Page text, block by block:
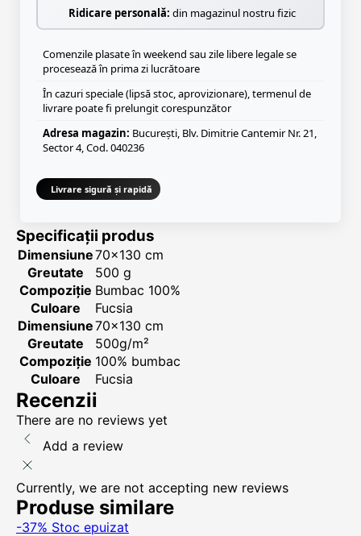
Ridicare personală: din magazinul nostru fizic
Comenzile plasate în weekend sau zile libere legale se
procesează în prima zi lucrătoare
În cazuri speciale (lipsă stoc, aprovizionare), termenul de
livrare poate fi prelungit corespunzător
Adresa magazin: București, Blv. Dimitrie Cantemir Nr. 21,
Sector 4, Cod. 040236
Livrare sigură și rapidă
Specificații produs
Dimensiune70x130 cm
Greutate
500 g
Compoziție Bumbac 100%
Culoare
Fucsia
Dimensiune70x130 cm
Greutate
500g/m²
Compoziție 100% bumbac
Culoare
Fucsia
Recenzii
There are no reviews yet
Add a review
Currently, we are not accepting new reviews
Produse similare
-37% Stoc epuizat